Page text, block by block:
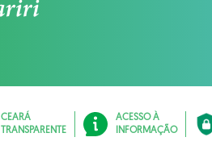
CEARÁ
TRANSPARENTE
ACESSO À
INFORMAÇÃO